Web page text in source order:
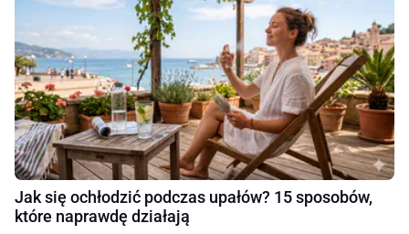
Jak się ochłodzić podczas upałów? 15 sposobów,
które naprawdę działają